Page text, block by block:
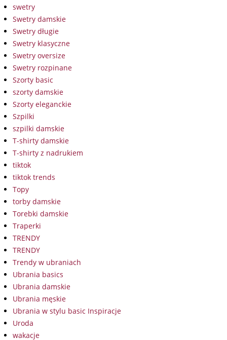
swetry
Swetry damskie
Swetry długie
Swetry klasyczne
Swetry oversize
Swetry rozpinane
Szorty basic
szorty damskie
Szorty eleganckie
Szpilki
szpilki damskie
T-shirty damskie
T-shirty z nadrukiem
tiktok
tiktok trends
Topy
torby damskie
Torebki damskie
Traperki
TRENDY
TRENDY
Trendy w ubraniach
Ubrania basics
Ubrania damskie
Ubrania męskie
Ubrania w stylu basic Inspiracje
Uroda
wakacje